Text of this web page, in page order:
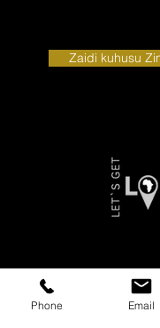
Zaidi kuhusu
Phone Email